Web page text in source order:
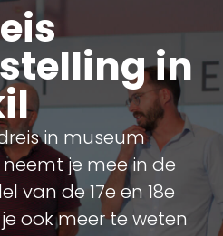
in
in museum
neemt je mee in de
van de 17e en 18e
ook meer te weten